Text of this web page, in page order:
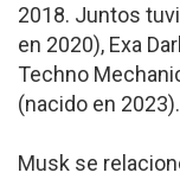
2018. Juntos
en 2020), Exa
Techno
(nacido en 2023).
Musk se